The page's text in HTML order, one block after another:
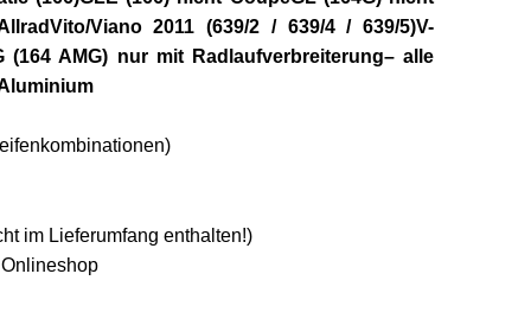
Vito/Viano 2011 (639/2 / 639/4 / 639/5)V-
(164 AMG) nur mit Radlaufverbreiterung– alle
im Lieferumfang enthalten!)